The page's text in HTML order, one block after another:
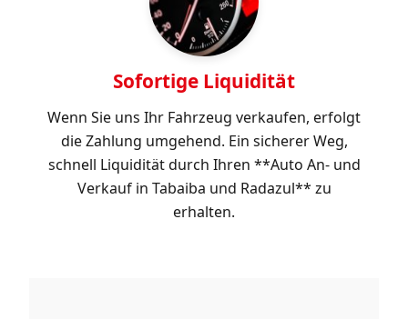
Sofortige Liquidität
Wenn Sie uns Ihr Fahrzeug verkaufen, erfolgt
die Zahlung umgehend. Ein sicherer Weg,
schnell Liquidität durch Ihren **Auto An- und
Verkauf in Tabaiba und Radazul** zu
erhalten.